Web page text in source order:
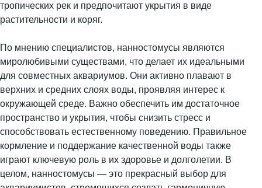
тропических рек и предпочитают укрытия в виде
растительности и коряг.
По мнению специалистов, нанностомусы являются
миролюбивыми существами, что делает их идеальными
для совместных аквариумов. Они активно плавают в
верхних и средних слоях воды, проявляя интерес к
окружающей среде. Важно обеспечить им достаточное
пространство и укрытия, чтобы снизить стресс и
способствовать естественному поведению. Правильное
кормление и поддержание качественной воды также
играют ключевую роль в их здоровье и долголетии. В
целом, нанностомусы — это прекрасный выбор для